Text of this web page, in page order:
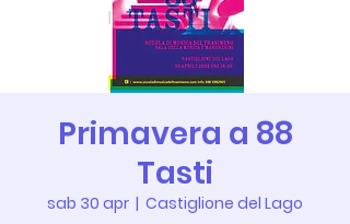
Primavera a 88
Tasti
sab 30 apr
  |
Castiglione del Lago